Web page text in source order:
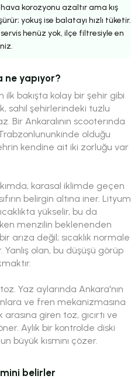
korozyonu azaltır ama kış
yokuş ise balatayı hızlı tüketir.
henüz yok, ilçe filtresiyle en
ne yapıyor?
bakışta kolay bir şehir gibi
sahil şehirlerindeki tuzlu
Bir Ankaralının scooterında
olduğu
kendine ait iki zorluğu var
karasal iklimde geçen
belirgin altına iner. Lityum
yükselir, bu da
menzilin beklenenden
arıza değil; sıcaklık normale
olan, bu düşüşü görüp
Yaz aylarında Ankara'nın
ve fren mekanizmasına
giren toz, gıcırtı ve
Aylık bir kontrolde diski
büyük kısmını çözer.
belirler